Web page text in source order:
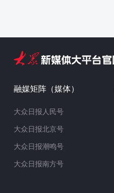
融媒矩阵（媒体）
大众日报人民号
大众日报北京号
大众日报潮鸣号
大众日报南方号